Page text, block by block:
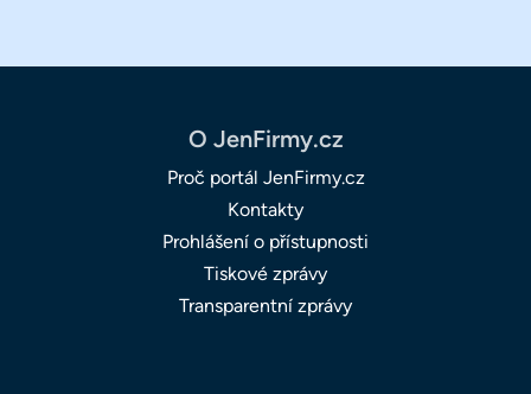
O JenFirmy.cz
Proč portál JenFirmy.cz
Kontakty
Prohlášení o přístupnosti
Tiskové zprávy
Transparentní zprávy